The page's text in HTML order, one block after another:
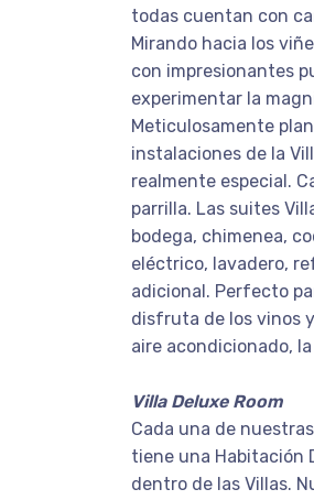
todas cuentan con
Mirando hacia los
con impresionantes
experimentar la
Meticulosamente
instalaciones de la
realmente especial.
parrilla. Las suites
bodega, chimenea,
eléctrico, lavadero,
adicional. Perfecto
disfruta de los vinos
aire acondicionado,
Villa Deluxe Room
Cada una de
tiene una Habitación
dentro de las Villas.